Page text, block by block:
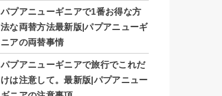
パプアニューギニアで1番お得な方
法な両替方法最新版|パプアニューギ
ニアの両替事情
パプアニューギニアで旅行でこれだ
けは注意して。最新版|パプアニュー